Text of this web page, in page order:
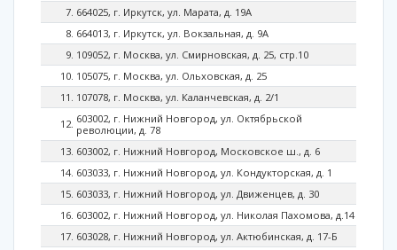
664025, г. Иркутск, ул. Марата, д. 19А
664013, г. Иркутск, ул. Вокзальная, д. 9А
109052, г. Москва, ул. Смирновская, д. 25, стр.10
105075, г. Москва, ул. Ольховская, д. 25
107078, г. Москва, ул. Каланчевская, д. 2/1
603002, г. Нижний Новгород, ул. Октябрьской
революции, д. 78
603002, г. Нижний Новгород, Московское ш., д. 6
603033, г. Нижний Новгород, ул. Кондукторская, д. 1
603033, г. Нижний Новгород, ул. Движенцев, д. 30
603002, г. Нижний Новгород, ул. Николая Пахомова, д.14
603028, г. Нижний Новгород, ул. Актюбинская, д. 17-Б